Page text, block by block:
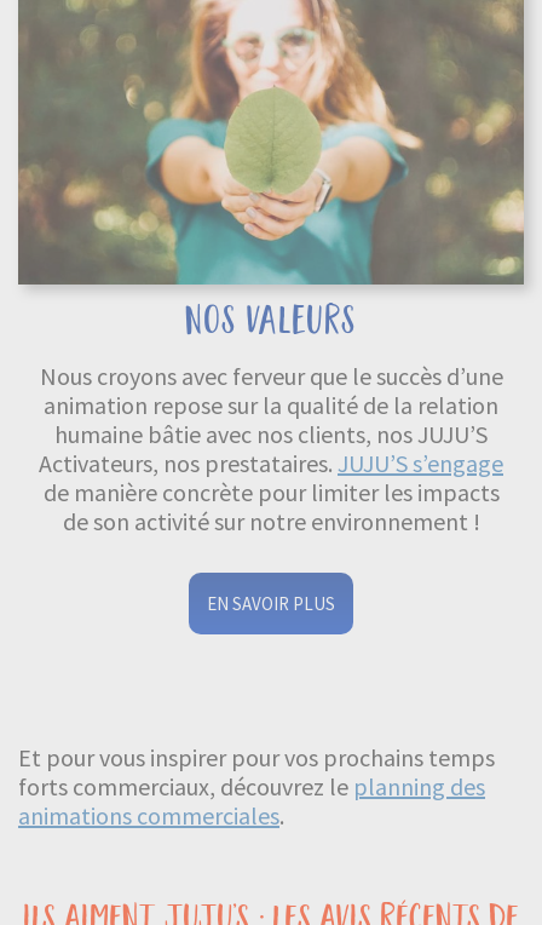
nos valeurs
Nous croyons avec ferveur que le succès d’une
animation repose sur la qualité de la relation
humaine bâtie avec nos clients, nos JUJU’S
Activateurs, nos prestataires. JUJU’S s’engage
de manière concrète pour limiter les impacts
de son activité sur notre environnement !
EN SAVOIR PLUS
Et pour vous inspirer pour vos prochains temps
forts commerciaux, découvrez le planning des
animations commerciales.
ils aiment juju’s : les avis récents de